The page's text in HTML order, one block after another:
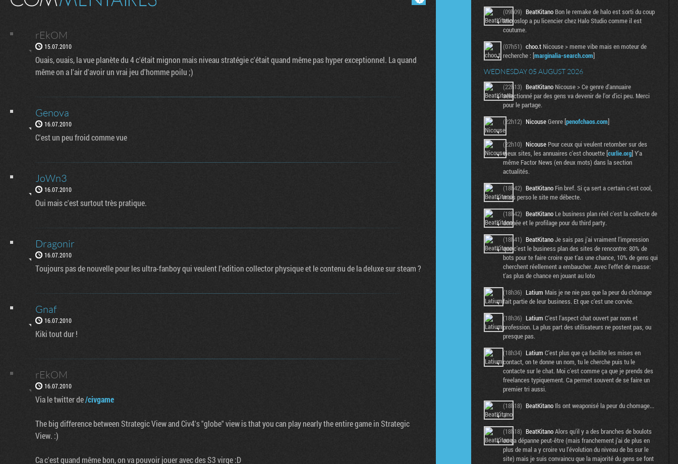
rEkOM
15.07.2010
Ouais, ouais, la vue planète du 4 c'était mignon mais niveau stratégie c'était quand même pas hyper exceptionnel. La quand
même on a l'air d'avoir un vrai jeu d'homme poilu ;)
Genova
16.07.2010
C'est un peu froid comme vue
JoWn3
16.07.2010
Oui mais c'est surtout très pratique.
Dragonir
16.07.2010
Toujours pas de nouvelle pour les ultra-fanboy qui veulent l'edition collector physique et le contenu de la deluxe sur steam ?
Gnaf
16.07.2010
Kiki tout dur !
rEkOM
16.07.2010
Via le twitter de/civgame
The big difference between Strategic View and Civ4's "globe" view is that you can play nearly the entire game in Strategic
View. :)
Ca c'est quand même bon, on va pouvoir jouer avec des S3 virge :D
(09h09) BeatKitano Bon le remake de halo est sorti du coup
Microslop a pu licencier chez Halo Studio comme il est
coutume.
(07h51) choo.t Nicouse > meme vibe mais en moteur de
recherche : [marginalia-search.com]
WEDNESDAY 05 AUGUST 2026
(22h13) BeatKitano Nicouse > Ce genre d'annuaire
sélectionné par des gens va devenir de l'or d'ici peu. Merci
pour le partage.
(22h12) NicouseGenre [penofchaos.com]
(22h10) Nicouse Pour ceux qui veulent retomber sur des
vieux sites, les annuaires c'est chouette [curlie.org] Y'a
même Factor News (en deux mots) dans la section
actualités.
(18h42) BeatKitano Fin bref. Si ça sert a certain c'est cool,
mais perso le site me débecte.
(18h42) BeatKitano Le business plan réel c'est la collecte de
donnée et le profilage pour du third party.
(18h41) BeatKitanoJe sais pas j'ai vraiment l'impression
que c'est le business plan des sites de rencontre: 80% de
bots pour te faire croire que t'as une chance, 10% de gens qui
cherchent réellement a embaucher. Avec l'effet de masse:
t'as plus de chance en jouant au loto
(18h36) Latium Mais je ne nie pas que la peur du chômage
fait partie de leur business. Et que c'est une corvée.
(18h36) Latium C'est l'aspect chat ouvert par nom et
profession. La plus part des utilisateurs ne postent pas, ou
presque pas.
(18h34) Latium C'est plus que ça facilite les mises en
contact, on te donne un nom, tu le cherche puis tu le
contacte sur le chat. Moi c'est comme ça que je prends des
freelances typiquement. Ca permet souvent de se faire un
premier tri aussi.
(18h18) BeatKitano Ils ont weaponisé la peur du chomage...
:/
(18h18) BeatKitanoAlors qu'il y a des branches de boulots
ou ça dépanne peut-être (mais franchement j'ai de plus en
plus de mal a y croire vu l'évolution du niveau de bs sur le
site) mais je suis convaincu que la majorité du gens se font